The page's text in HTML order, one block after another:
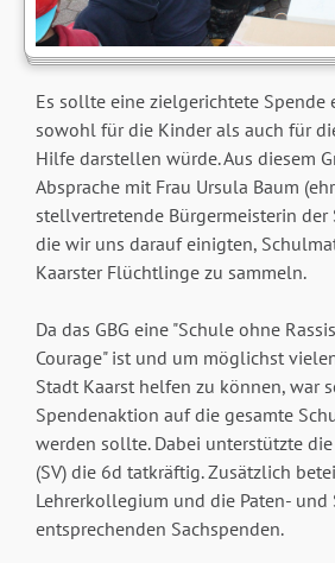
Es sollte eine zielgerichtete Spende
sowohl für die Kinder als auch für
Hilfe darstellen würde. Aus diesem
Absprache mit Frau Ursula Baum
stellvertretende Bürgermeisterin der
die wir uns darauf einigten,
Kaarster Flüchtlinge zu sammeln.
Da das GBG eine "Schule ohne
Courage" ist und um möglichst
Stadt Kaarst helfen zu können, war
Spendenaktion auf die gesamte
werden sollte. Dabei unterstützte
(SV) die 6d tatkräftig. Zusätzlich
Lehrerkollegium und die Paten-
entsprechenden Sachspenden.